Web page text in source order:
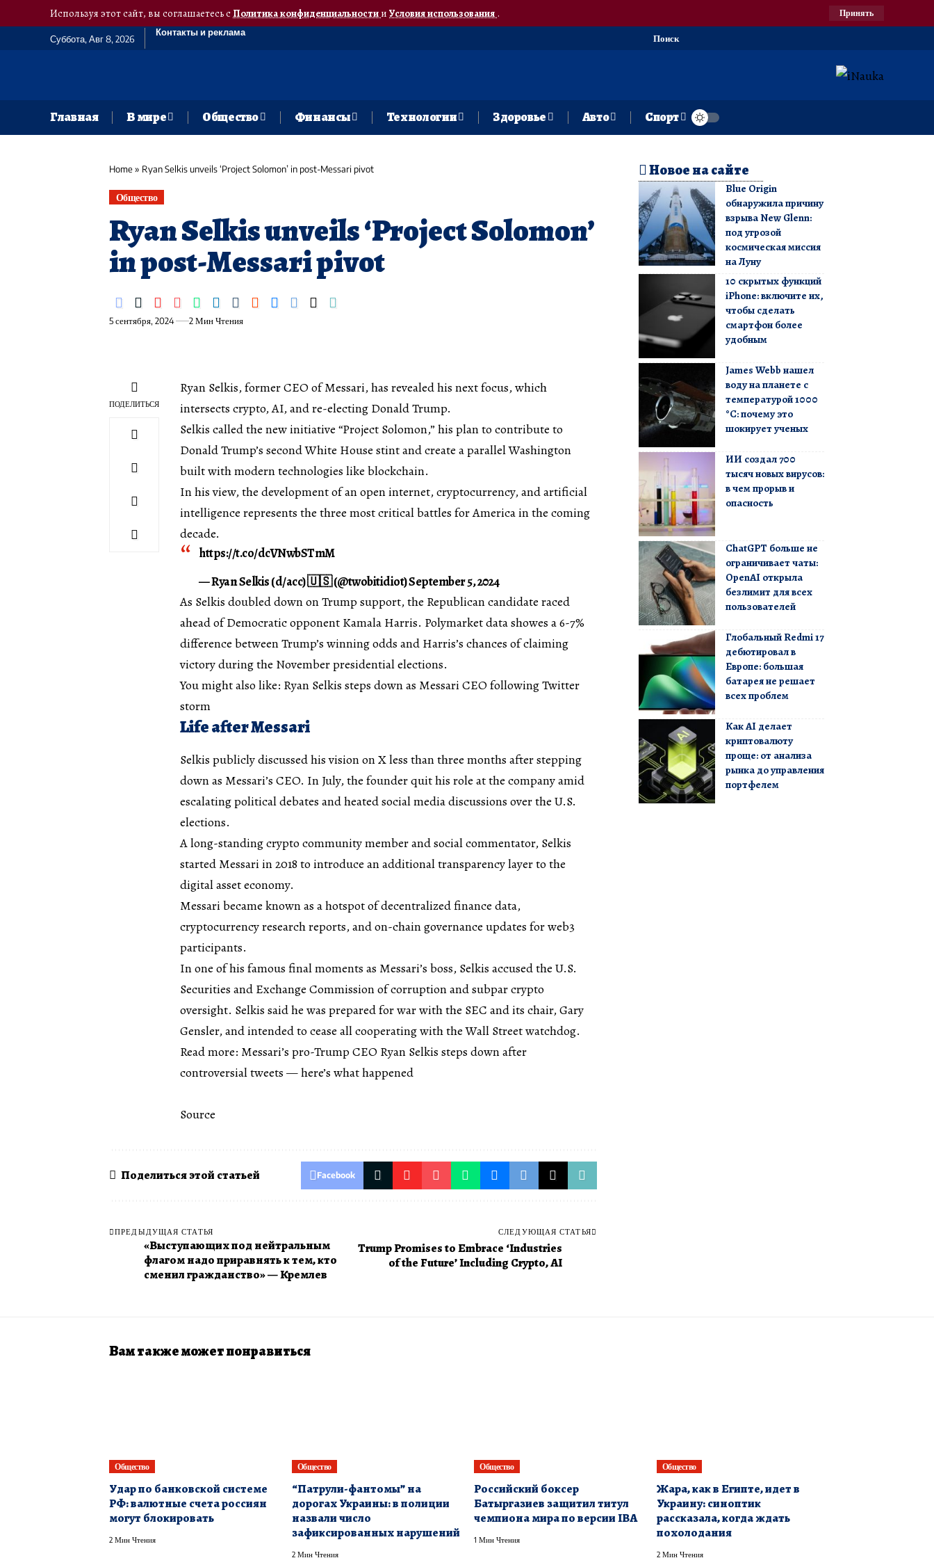
Используя этот сайт, вы соглашаетесь сПолитика конфиденциальностии Условия использования. Принять
Суббота, Авг 8, 2026
Контакты и реклама
Поиск
Главная В мире Общество Финансы Технологии Здоровье Авто Спорт
Home» Ryan Selkis unveils ‘Project Solomon’ in post-Messari pivot
Общество
Ryan Selkis unveils ‘Project Solomon’
in post-Messari pivot
5 сентября, 2024 2 Мин Чтения
ПОДЕЛИТЬСЯ
Ryan Selkis, former CEO of Messari, has revealed his next focus, which
intersects crypto, AI, and re-electing Donald Trump.
Selkis called the new initiative “Project Solomon,” his plan to contribute to
Donald Trump’s second White House stint and create a parallel Washington
built with modern technologies like blockchain.
In his view, the development of an open internet, cryptocurrency, and artificial
intelligence represents the three most critical battles for America in the coming
decade.
https://t.co/dcVNwbSTmM
— Ryan Selkis (d/acc) 🇺🇸 (@twobitidiot) September 5, 2024
As Selkis doubled down on Trump support, the Republican candidate raced
ahead of Democratic opponent Kamala Harris. Polymarket data showes a 6-7%
difference between Trump’s winning odds and Harris’s chances of claiming
victory during the November presidential elections.
You might also like: Ryan Selkis steps down as Messari CEO following Twitter
storm
Life after Messari
Selkis publicly discussed his vision on X less than three months after stepping
down as Messari’s CEO. In July, the founder quit his role at the company amid
escalating political debates and heated social media discussions over the U.S.
elections.
A long-standing crypto community member and social commentator, Selkis
started Messari in 2018 to introduce an additional transparency layer to the
digital asset economy.
Messari became known as a hotspot of decentralized finance data,
cryptocurrency research reports, and on-chain governance updates for web3
participants.
In one of his famous final moments as Messari’s boss, Selkis accused the U.S.
Securities and Exchange Commission of corruption and subpar crypto
oversight. Selkis said he was prepared for war with the SEC and its chair, Gary
Gensler, and intended to cease all cooperating with the Wall Street watchdog.
Read more: Messari’s pro-Trump CEO Ryan Selkis steps down after
controversial tweets — here’s what happened
Source
Поделиться этой статьей Facebook
ПРЕДЫДУЩАЯ СТАТЬЯ
«Выступающих под нейтральным
флагом надо приравнять к тем, кто
сменил гражданство» — Кремлев
СЛЕДУЮЩАЯ СТАТЬЯ
Trump Promises to Embrace ‘Industries
of the Future’ Including Crypto, AI
Новое на сайте
Blue Origin
обнаружила причину
взрыва New Glenn:
под угрозой
космическая миссия
на Луну
10 скрытых функций
iPhone: включите их,
чтобы сделать
смартфон более
удобным
James Webb нашел
воду на планете с
температурой 1000
°C: почему это
шокирует ученых
ИИ создал 700
тысяч новых вирусов:
в чем прорыв и
опасность
ChatGPT больше не
ограничивает чаты:
OpenAI открыла
безлимит для всех
пользователей
Глобальный Redmi 17
дебютировал в
Европе: большая
батарея не решает
всех проблем
Как AI делает
криптовалюту
проще: от анализа
рынка до управления
портфелем
Вам также может понравиться
Общество
Удар по банковской системе
РФ: валютные счета россиян
могут блокировать
2 Мин Чтения
Общество
​“Патрули-фантомы” на
дорогах Украины: в полиции
назвали число
зафиксированных нарушений
2 Мин Чтения
Общество
Российский боксер
Батыргазиев защитил титул
чемпиона мира по версии IBA
1 Мин Чтения
Общество
​Жара, как в Египте, идет в
Украину: синоптик
рассказала, когда ждать
похолодания
2 Мин Чтения